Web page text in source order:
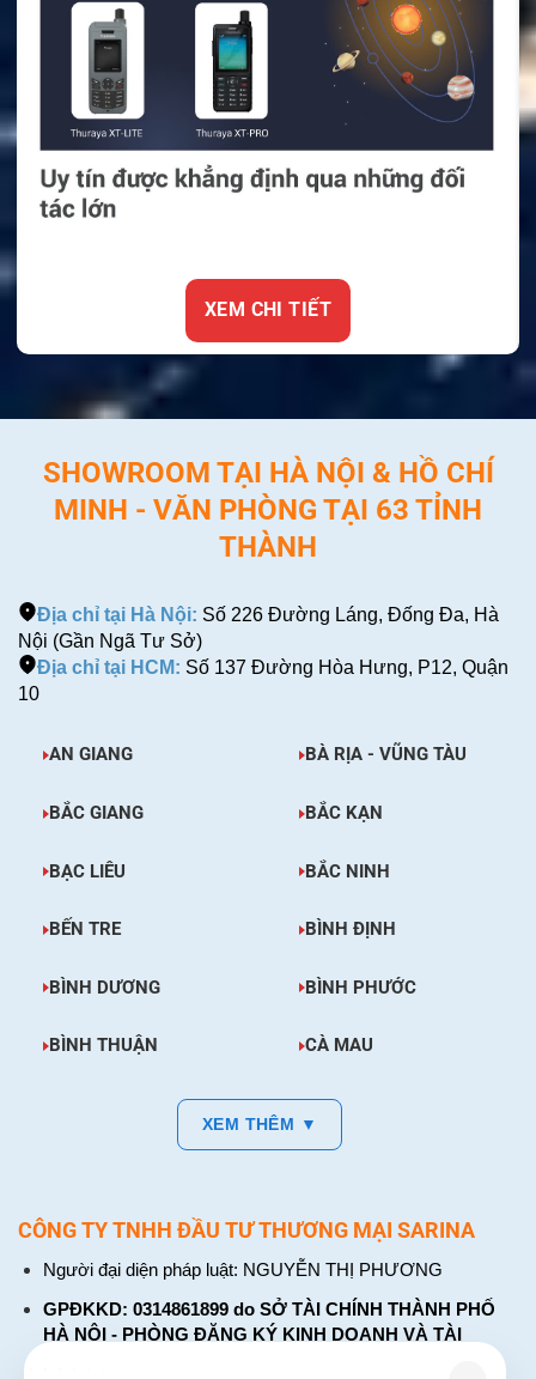
XEM CHI TIẾT
SHOWROOM TẠI HÀ NỘI & HỒ CHÍ
MINH - VĂN PHÒNG TẠI 63 TỈNH
THÀNH
Địa chỉ tại Hà Nội: Số 226 Đường Láng, Đống Đa, Hà
Nội (Gần Ngã Tư Sở)
Địa chỉ tại HCM: Số 137 Đường Hòa Hưng, P12, Quận
10
AN GIANG BÀ RỊA - VŨNG TÀU
BẮC GIANG BẮC KẠN
BẠC LIÊU BẮC NINH
BẾN TRE BÌNH ĐỊNH
BÌNH DƯƠNG BÌNH PHƯỚC
BÌNH THUẬN CÀ MAU
XEM THÊM ▼
CÔNG TY TNHH ĐẦU TƯ THƯƠNG MẠI SARINA
Người đại diện pháp luật: NGUYỄN THỊ PHƯƠNG
GPĐKKD: 0314861899 do SỞ TÀI CHÍNH THÀNH PHỐ
HÀ NỘI - PHÒNG ĐĂNG KÝ KINH DOANH VÀ TÀI
CHÍNH DOANH NGHIỆP cấp. Đăng ký lần đầu: ngày 26